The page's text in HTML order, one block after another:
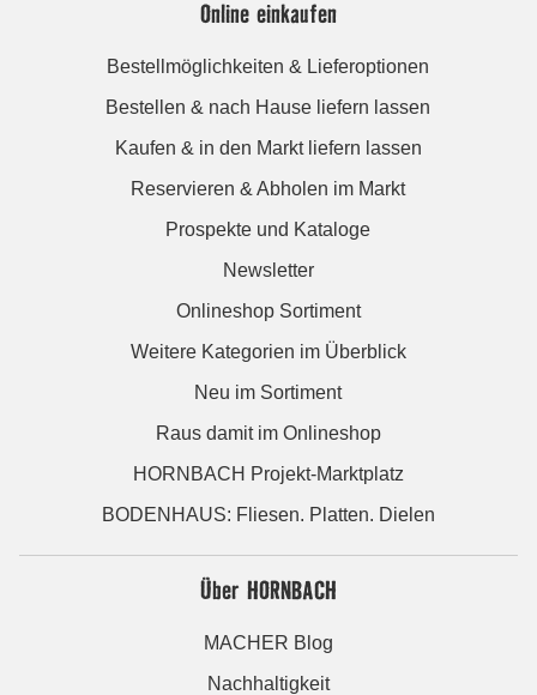
Online einkaufen
Bestellmöglichkeiten & Lieferoptionen
Bestellen & nach Hause liefern lassen
Kaufen & in den Markt liefern lassen
Reservieren & Abholen im Markt
Prospekte und Kataloge
Newsletter
Onlineshop Sortiment
Weitere Kategorien im Überblick
Neu im Sortiment
Raus damit im Onlineshop
HORNBACH Projekt-Marktplatz
BODENHAUS: Fliesen. Platten. Dielen
Über HORNBACH
MACHER Blog
Nachhaltigkeit